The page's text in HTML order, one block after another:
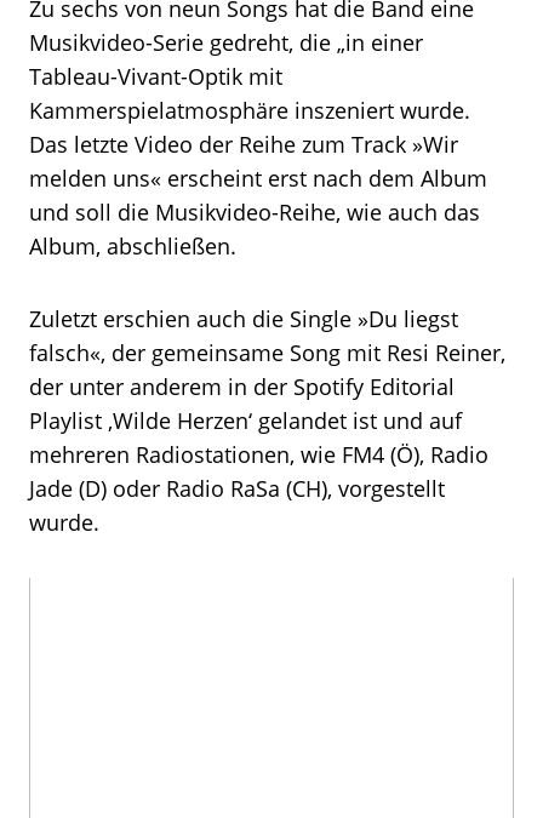
Zu sechs von neun Songs hat die Band eine
Musikvideo-Serie gedreht, die „in einer
Tableau-Vivant-Optik mit
Kammerspielatmosphäre inszeniert wurde.
Das letzte Video der Reihe zum Track »Wir
melden uns« erscheint erst nach dem Album
und soll die Musikvideo-Reihe, wie auch das
Album, abschließen.
Zuletzt erschien auch die Single »Du liegst
falsch«, der gemeinsame Song mit Resi Reiner,
der unter anderem in der Spotify Editorial
Playlist ,Wilde Herzen‘ gelandet ist und auf
mehreren Radiostationen, wie FM4 (Ö), Radio
Jade (D) oder Radio RaSa (CH), vorgestellt
wurde.